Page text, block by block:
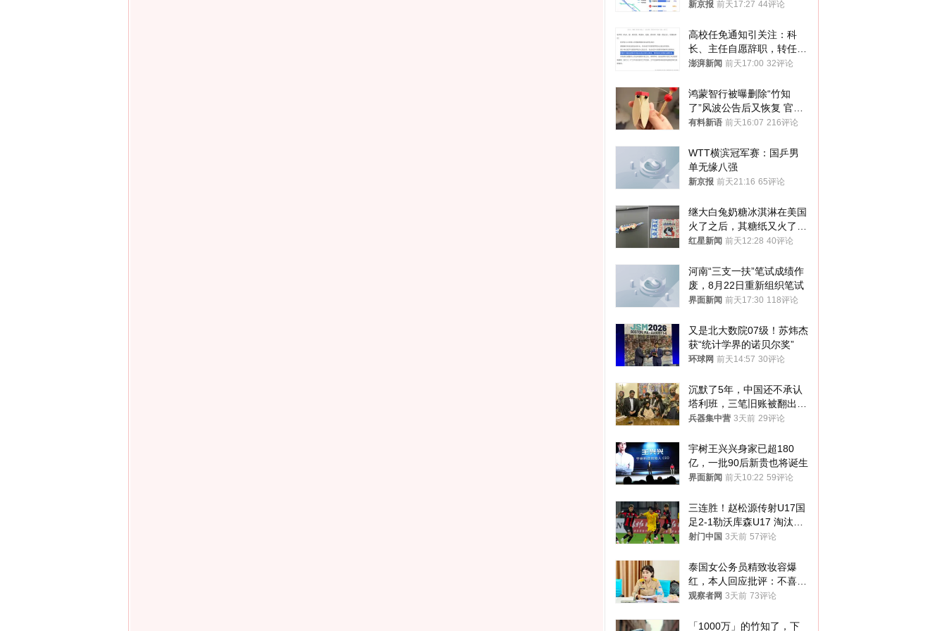
入却越来越少
新京报 前天17:27 44评论
高校任免通知引关注：科
长、主任自愿辞职，转任思
政辅导员
澎湃新闻 前天17:00 32评论
鸿蒙智行被曝删除“竹知
了”风波公告后又恢复 官媒
曾力挺：劝华为要大度的，
有料新语 前天16:07 216评论
WTT横滨冠军赛：国乒男
单无缘八强
新京报 前天21:16 65评论
继大白兔奶糖冰淇淋在美国
火了之后，其糖纸又火了！
海外博主盛赞：平面设计经
红星新闻 前天12:28 40评论
河南“三支一扶”笔试成绩作
废，8月22日重新组织笔试
界面新闻 前天17:30 118评论
又是北大数院07级！苏炜杰
获“统计学界的诺贝尔奖”
环球网 前天14:57 30评论
沉默了5年，中国还不承认
塔利班，三笔旧账被翻出，
最大风险出现
兵器集中营 3天前 29评论
宇树王兴兴身家已超180
亿，一批90后新贵也将诞生
界面新闻 前天10:22 59评论
三连胜！赵松源传射U17国
足2-1勒沃库森U17 淘汰赛
将战河床
射门中国 3天前 57评论
泰国女公务员精致妆容爆
红，本人回应批评：不喜欢
就别看
观察者网 3天前 73评论
「1000万」的竹知了，下